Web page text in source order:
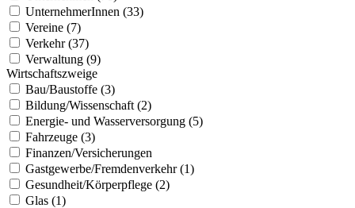
UnternehmerInnen (33)
Vereine (7)
Verkehr (37)
Verwaltung (9)
Wirtschaftszweige
Bau/Baustoffe (3)
Bildung/Wissenschaft (2)
Energie- und Wasserversorgung (5)
Fahrzeuge (3)
Finanzen/Versicherungen
Gastgewerbe/Fremdenverkehr (1)
Gesundheit/Körperpflege (2)
Glas (1)